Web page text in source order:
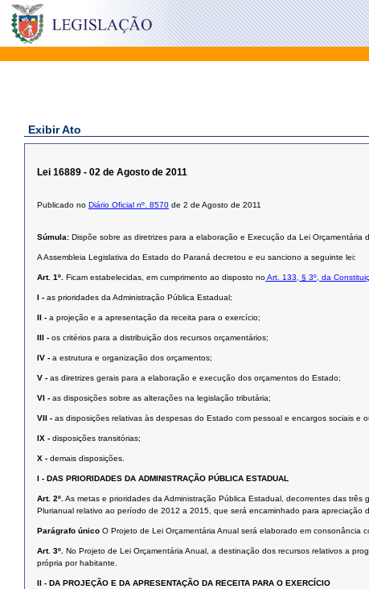
Exibir Ato
Lei 16889 - 02 de Agosto de 2011
Publicado no Diário Oficial nº. 8570 de 2 de Agosto de 2011
Súmula: Dispõe sobre as diretrizes para a elaboração e Execução da Lei Orçamentária
A Assembleia Legislativa do Estado do Paraná decretou e eu sanciono a seguinte lei:
Art. 1º. Ficam estabelecidas, em cumprimento ao disposto noArt. 133, § 3º, da
I - as prioridades da Administração Pública Estadual;
II - a projeção e a apresentação da receita para o exercício;
III - os critérios para a distribuição dos recursos orçamentários;
IV - a estrutura e organização dos orçamentos;
V - as diretrizes gerais para a elaboração e execução dos orçamentos do Estado;
VI - as disposições sobre as alterações na legislação tributária;
VII - as disposições relativas às despesas do Estado com pessoal e encargos sociais e
IX - disposições transitórias;
X - demais disposições.
I - DAS PRIORIDADES DA ADMINISTRAÇÃO PÚBLICA ESTADUAL
Art. 2º.As metas e prioridades da Administração Pública Estadual, decorrentes das
Plurianual relativo ao período de 2012 a 2015, que será encaminhado para apreciação
Parágrafo único O Projeto de Lei Orçamentária Anual será elaborado em consonância
Art. 3º. No Projeto de Lei Orçamentária Anual, a destinação dos recursos relativos a
própria por habitante.
II - DA PROJEÇÃO E DA APRESENTAÇÃO DA RECEITA PARA O EXERCÍCIO